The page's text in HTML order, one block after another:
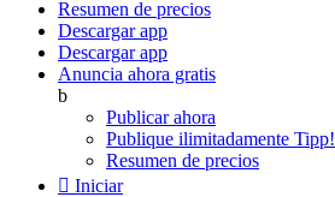
Resumen de precios
Descargar app
Descargar app
Anuncia ahora gratis
b
Publicar ahora
Publique ilimitadamente Tipp!
Resumen de precios
 Iniciar